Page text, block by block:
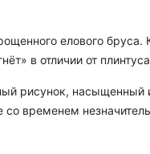
елового
в отличии от плинтуса
рисунок,
временем